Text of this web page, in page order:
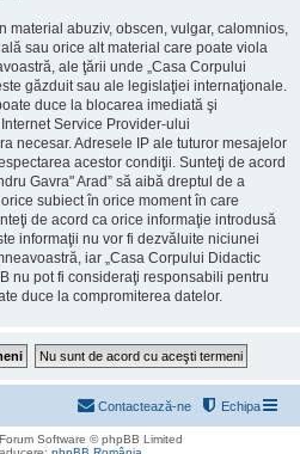
material abuziv, obscen, vulgar, calomnios,
sau orice alt material care poate viola
ale ţării unde „Casa Corpului
găzduit sau ale legislaţiei internaţionale.
duce la blocarea imediată şi
Service Provider-ului
necesar. Adresele IP ale tuturor mesajelor
acestor condiţii. Sunteţi de acord
Gavra" Arad” să aibă dreptul de a
subiect în orice moment în care
de acord ca orice informaţie introdusă
informaţii nu vor fi dezvăluite niciunei
iar „Casa Corpului Didactic
nu pot fi consideraţi responsabili pentru
duce la compromiterea datelor.
Echipa
Contactează-ne
Software © phpBB Limited